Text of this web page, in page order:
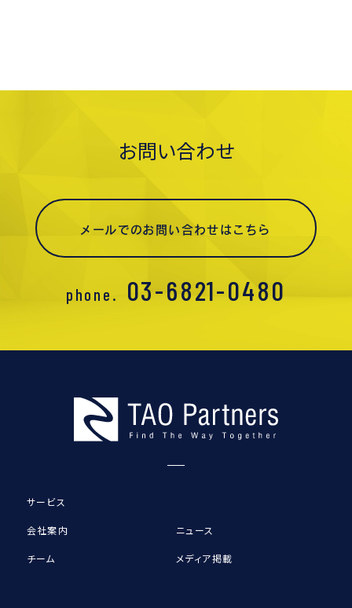
お問い合わせ
メールでのお問い合わせはこちら
phone. 03-6821-0480
サービス
会社案内
チーム
ニュース
メディア掲載